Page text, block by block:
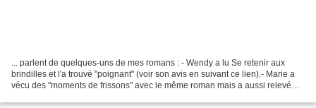
... parlent de quelques-uns de mes romans : - Wendy a lu Se retenir aux
brindilles et l'a trouvé "poignant" (voir son avis en suivant ce lien).- Marie a
vécu des "moments de frissons" avec le même roman mais a aussi relevé